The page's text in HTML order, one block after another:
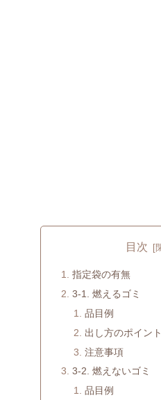
目次
指定袋の有無
3-1. 燃えるゴミ
品目例
出し方のポイント
注意事項
3-2. 燃えないゴミ
品目例